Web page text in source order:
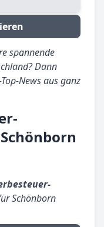
spannende
Dann
News aus ganz
Schönborn